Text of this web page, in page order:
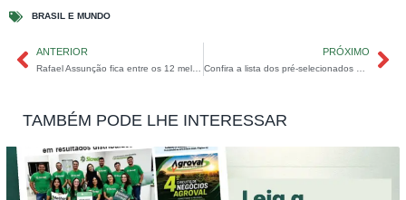
BRASIL E MUNDO
ANTERIOR
Rafael Assunção fica entre os 12 melhores do Enem 2024 com nota máxima na redação cujo tema era “Desafios para a valorização da herança africana no Brasil”.
PRÓXIMO
Confira a lista dos pré-selecionados e jurados do 14° Festival Canta Goiá.
TAMBÉM PODE LHE INTERESSAR